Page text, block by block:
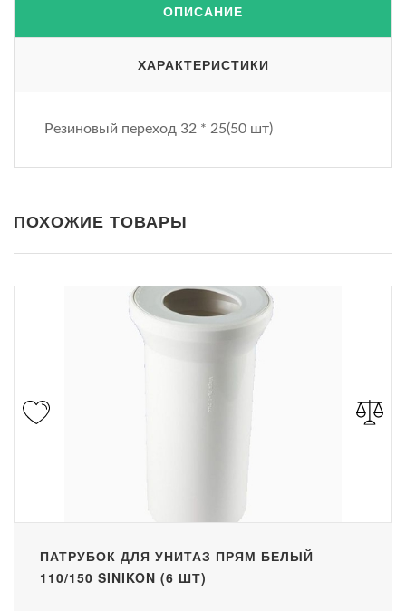
ОПИСАНИЕ
ХАРАКТЕРИСТИКИ
Резиновый переход 32 * 25(50 шт)
ПОХОЖИЕ ТОВАРЫ
ПАТРУБОК ДЛЯ УНИТАЗ ПРЯМ БЕЛЫЙ
110/150 SINIKON (6 ШТ)